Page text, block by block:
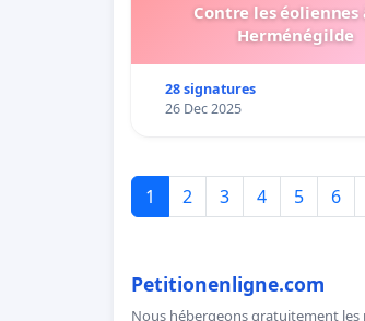
Contre les éoliennes
Herménégilde
28 signatures
26 Dec 2025
1 2 3 4 5 6
Petitionenligne.com
Nous hébergeons gratuitement